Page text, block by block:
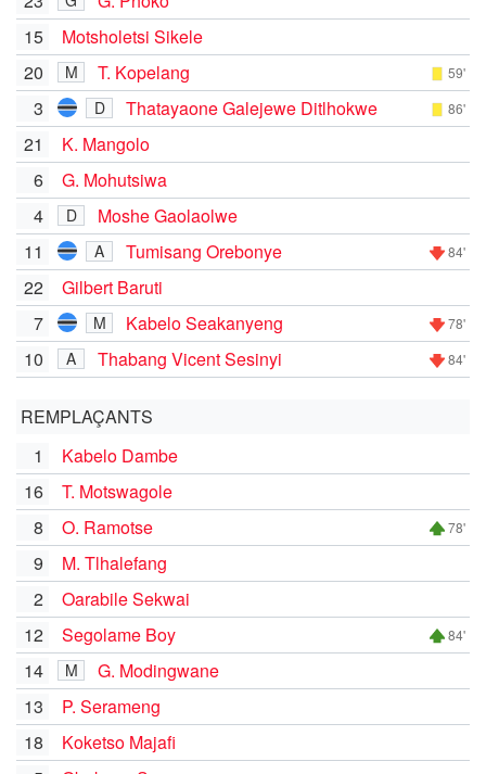
15
Motsholetsi Sikele
20
M T. Kopelang 59'
3 D Thatayaone Galejewe Ditlhokwe 86'
21
K. Mangolo
6
G. Mohutsiwa
4
D
Moshe Gaolaolwe
11
A Tumisang Orebonye 84'
22
Gilbert Baruti
7
M Kabelo Seakanyeng 78'
10 A Thabang Vicent Sesinyi 84'
REMPLAÇANTS
1
Kabelo Dambe
16
T. Motswagole
8
O. Ramotse 78'
9
M. Tlhalefang
2
Oarabile Sekwai
12
Segolame Boy 84'
14 M
G. Modingwane
13
P. Serameng
18
Koketso Majafi